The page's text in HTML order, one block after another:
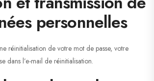
personnelles
réinitialisation de votre mot de passe, votre
dans l’e-mail de réinitialisation.